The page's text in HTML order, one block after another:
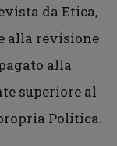
da Etica,
alla revisione
alla
superiore al
Politica.